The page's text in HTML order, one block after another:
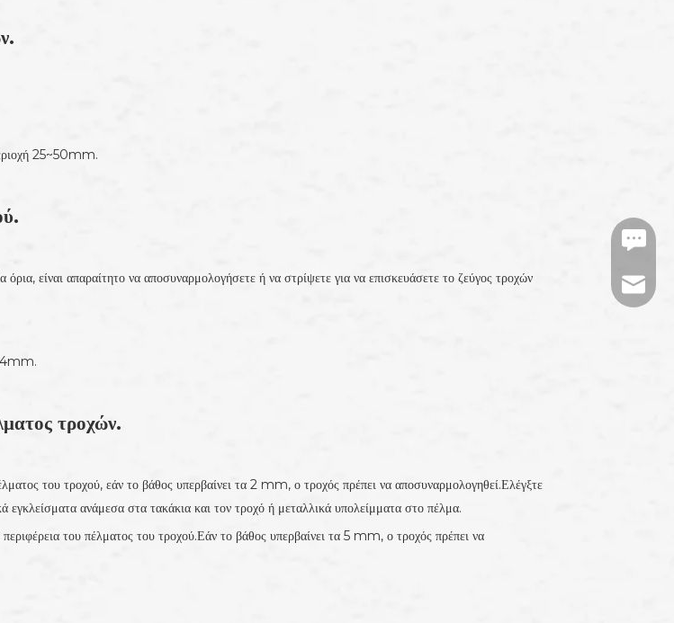
25~50mm.
είναι απαραίτητο να αποσυναρμολογήσετε ή να στρίψετε για να επισκευάσετε το ζεύγος τροχών
4mm.
τροχών.
του τροχού, εάν το βάθος υπερβαίνει τα 2 mm, ο τροχός πρέπει να αποσυναρμολογηθεί.Ελέγξτε
ανάμεσα στα τακάκια και τον τροχό ή μεταλλικά υπολείμματα στο πέλμα.
του πέλματος του τροχού.Εάν το βάθος υπερβαίνει τα 5 mm, ο τροχός πρέπει να
https://
tj-